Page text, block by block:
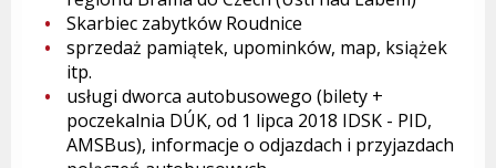
Skarbiec zabytków Roudnice
sprzedaż pamiątek, upominków, map, książek
itp.
usługi dworca autobusowego (bilety +
poczekalnia DÚK, od 1 lipca 2018 IDSK - PID,
AMSBus), informacje o odjazdach i przyjazdach